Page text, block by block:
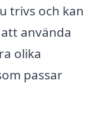
trivs och kan
använda
olika
passar